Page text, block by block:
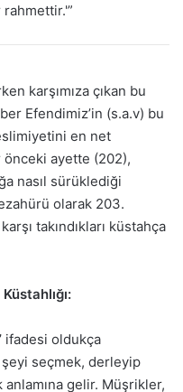
karşımıza çıkan bu
Efendimiz’in (s.a.v) bu
en net
ayette (202),
nasıl sürüklediği
olarak 203.
takındıkları küstahça
ifadesi oldukça
şeyi seçmek, derleyip
gelir. Müşrikler,